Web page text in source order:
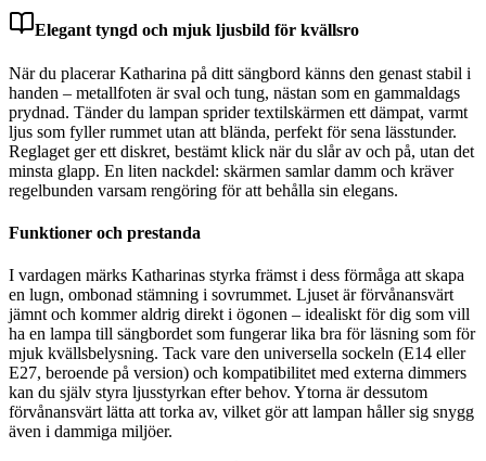
Elegant tyngd och mjuk ljusbild för kvällsro
När du placerar Katharina på ditt sängbord känns den genast stabil i
handen – metallfoten är sval och tung, nästan som en gammaldags
prydnad. Tänder du lampan sprider textilskärmen ett dämpat, varmt
ljus som fyller rummet utan att blända, perfekt för sena lässtunder.
Reglaget ger ett diskret, bestämt klick när du slår av och på, utan det
minsta glapp. En liten nackdel: skärmen samlar damm och kräver
regelbunden varsam rengöring för att behålla sin elegans.
Funktioner och prestanda
I vardagen märks Katharinas styrka främst i dess förmåga att skapa
en lugn, ombonad stämning i sovrummet. Ljuset är förvånansvärt
jämnt och kommer aldrig direkt i ögonen – idealiskt för dig som vill
ha en lampa till sängbordet som fungerar lika bra för läsning som för
mjuk kvällsbelysning. Tack vare den universella sockeln (E14 eller
E27, beroende på version) och kompatibilitet med externa dimmers
kan du själv styra ljusstyrkan efter behov. Ytorna är dessutom
förvånansvärt lätta att torka av, vilket gör att lampan håller sig snygg
även i dammiga miljöer.